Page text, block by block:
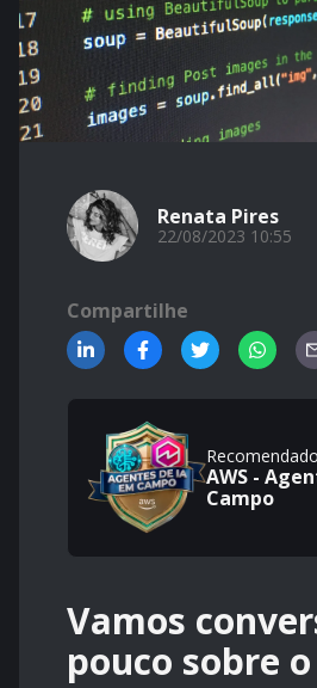
Renata Pires
22/08/2023 10:55
Compartilhe
AWS -
Campo
Vamos
pouco sobre